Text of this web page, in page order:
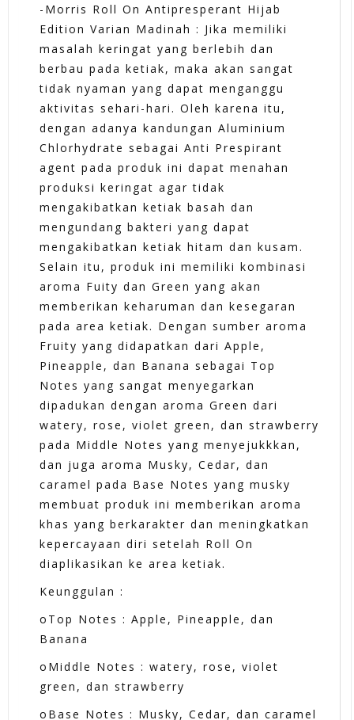
-Morris Roll On Antipresperant Hijab
Edition Varian Madinah : Jika memiliki
masalah keringat yang berlebih dan
berbau pada ketiak, maka akan sangat
tidak nyaman yang dapat menganggu
aktivitas sehari-hari. Oleh karena itu,
dengan adanya kandungan Aluminium
Chlorhydrate sebagai Anti Prespirant
agent pada produk ini dapat menahan
produksi keringat agar tidak
mengakibatkan ketiak basah dan
mengundang bakteri yang dapat
mengakibatkan ketiak hitam dan kusam.
Selain itu, produk ini memiliki kombinasi
aroma Fuity dan Green yang akan
memberikan keharuman dan kesegaran
pada area ketiak. Dengan sumber aroma
Fruity yang didapatkan dari Apple,
Pineapple, dan Banana sebagai Top
Notes yang sangat menyegarkan
dipadukan dengan aroma Green dari
watery, rose, violet green, dan strawberry
pada Middle Notes yang menyejukkkan,
dan juga aroma Musky, Cedar, dan
caramel pada Base Notes yang musky
membuat produk ini memberikan aroma
khas yang berkarakter dan meningkatkan
kepercayaan diri setelah Roll On
diaplikasikan ke area ketiak.
Keunggulan :
oTop Notes : Apple, Pineapple, dan
Banana
oMiddle Notes : watery, rose, violet
green, dan strawberry
oBase Notes : Musky, Cedar, dan caramel